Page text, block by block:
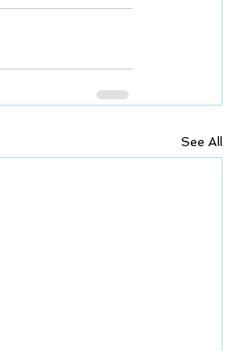
See All